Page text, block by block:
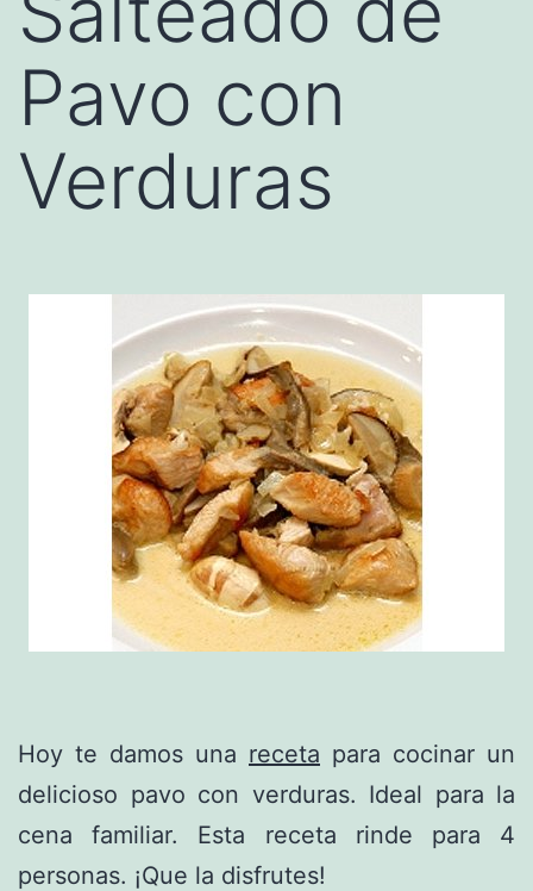
Pavo con
Verduras
Hoy te damos una receta para cocinar un
delicioso pavo con verduras. Ideal para la
cena familiar. Esta receta rinde para 4
personas. ¡Que la disfrutes!